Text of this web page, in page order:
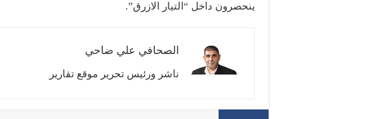
ينحصرون داخل “التيار الازرق”.
الصحافي علي ضاحي
ناشر ورئيس تحرير موقع تقارير